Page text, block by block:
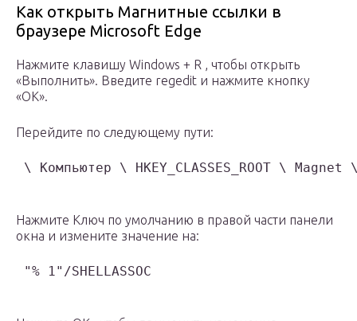
Как открыть Магнитные ссылки в
браузере Microsoft Edge
Нажмите клавишу Windows + R , чтобы открыть
«Выполнить». Введите regedit и нажмите кнопку
«ОК».
Перейдите по следующему пути:
\ Компьютер \ HKEY_CLASSES_ROOT \
Нажмите Ключ по умолчанию в правой части панели
окна и измените значение на:
"% 1"/SHELLASSOC